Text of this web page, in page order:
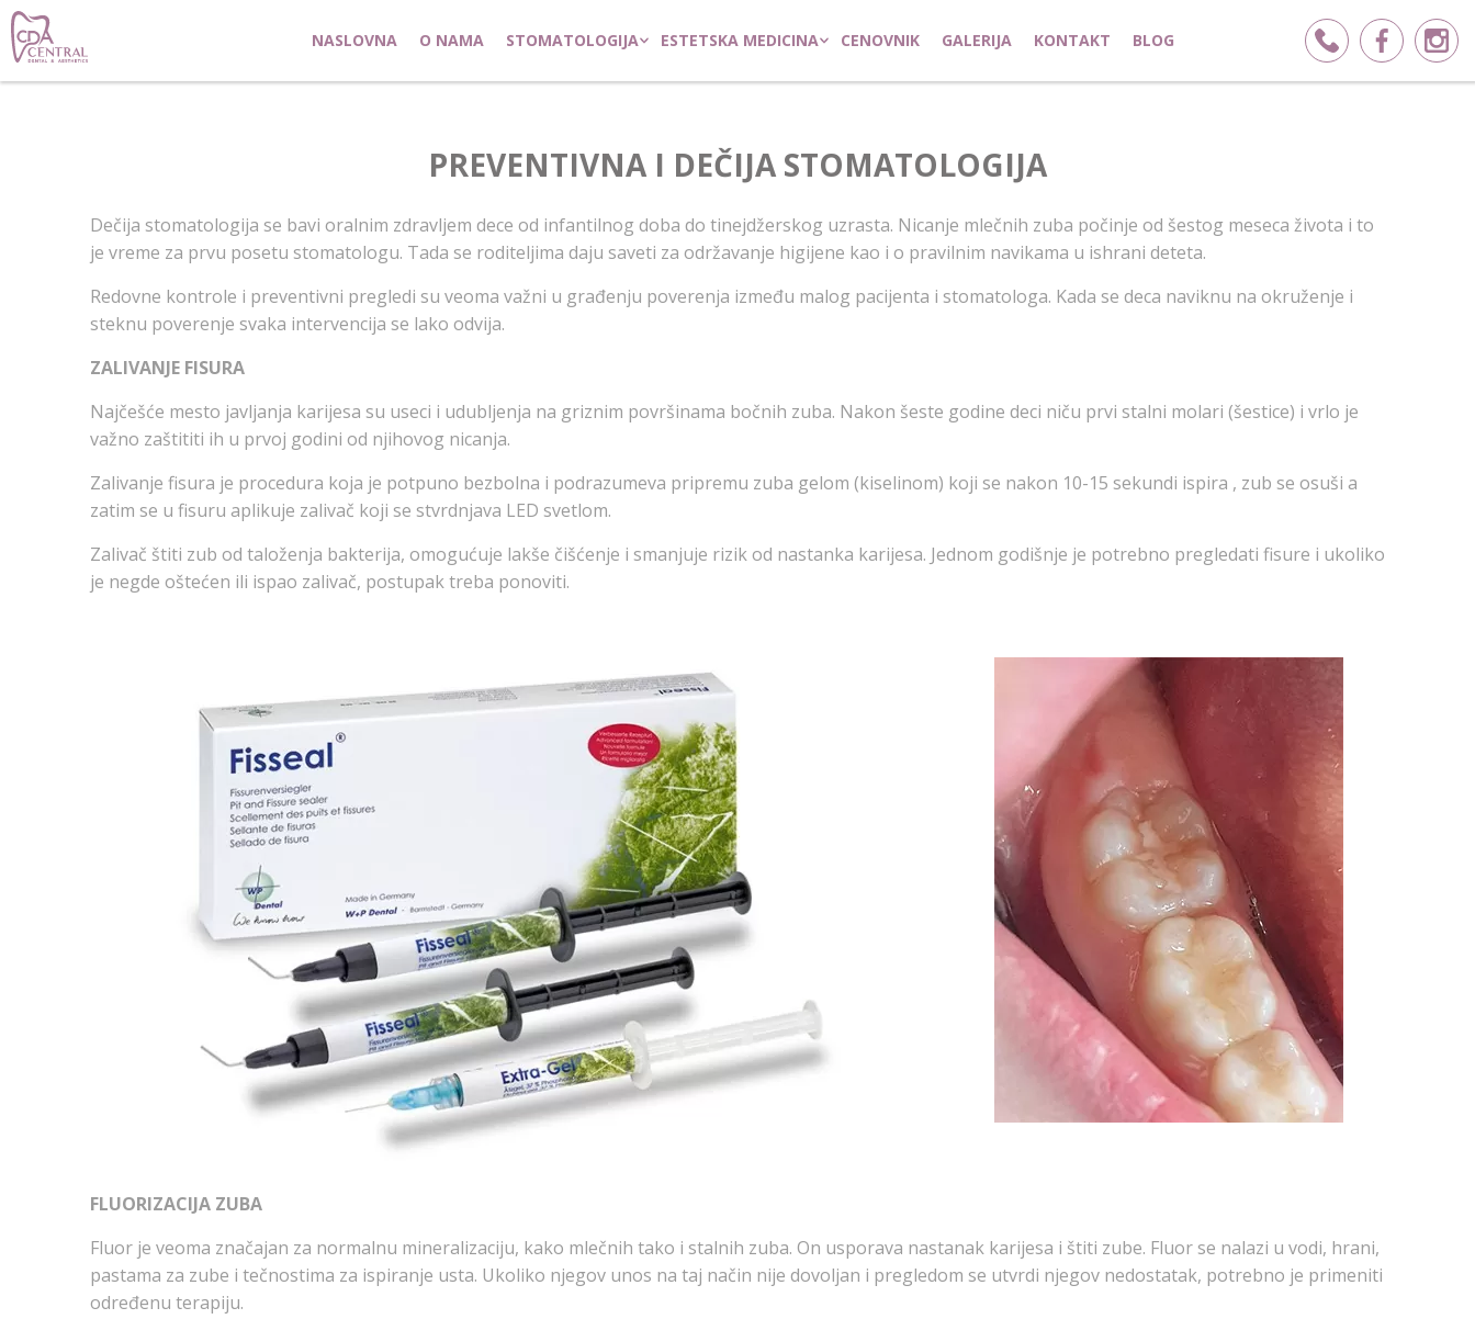
NASLOVNA O NAMA STOMATOLOGIJA ESTETSKA MEDICINA CENOVNIK GALERIJA KONTAKT BLOG
PREVENTIVNA I DEČIJA STOMATOLOGIJA
Dečija stomatologija se bavi oralnim zdravljem dece od infantilnog doba do tinejdžerskog uzrasta. Nicanje mlečnih zuba počinje od šestog meseca života i to
je vreme za prvu posetu stomatologu. Tada se roditeljima daju saveti za održavanje higijene kao i o pravilnim navikama u ishrani deteta.
Redovne kontrole i preventivni pregledi su veoma važni u građenju poverenja između malog pacijenta i stomatologa. Kada se deca naviknu na okruženje i
steknu poverenje svaka intervencija se lako odvija.
ZALIVANJE FISURA
Najčešće mesto javljanja karijesa su useci i udubljenja na griznim površinama bočnih zuba. Nakon šeste godine deci niču prvi stalni molari (šestice) i vrlo je
važno zaštititi ih u prvoj godini od njihovog nicanja.
Zalivanje fisura je procedura koja je potpuno bezbolna i podrazumeva pripremu zuba gelom (kiselinom) koji se nakon 10-15 sekundi ispira , zub se osuši a
zatim se u fisuru aplikuje zalivač koji se stvrdnjava LED svetlom.
Zalivač štiti zub od taloženja bakterija, omogućuje lakše čišćenje i smanjuje rizik od nastanka karijesa. Jednom godišnje je potrebno pregledati fisure i ukoliko
je negde oštećen ili ispao zalivač, postupak treba ponoviti.
FLUORIZACIJA ZUBA
Fluor je veoma značajan za normalnu mineralizaciju, kako mlečnih tako i stalnih zuba. On usporava nastanak karijesa i štiti zube. Fluor se nalazi u vodi, hrani,
pastama za zube i tečnostima za ispiranje usta. Ukoliko njegov unos na taj način nije dovoljan i pregledom se utvrdi njegov nedostatak, potrebno je primeniti
određenu terapiju.